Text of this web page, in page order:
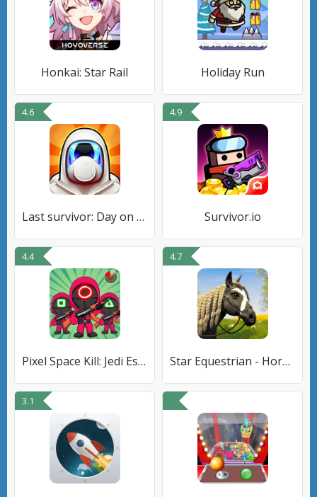
Honkai: Star Rail Holiday Run
4.6
Last survivor: Day on Earth
4.9
Survivor.io
4.4
Pixel Space Kill: Jedi Escape
4.7
Star Equestrian - Horse Ranch
3.1